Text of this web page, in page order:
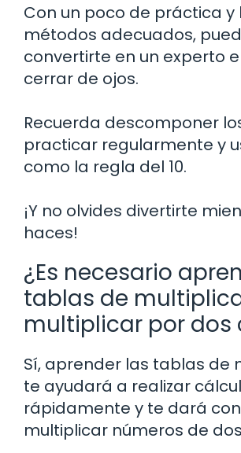
Con un poco de práctica y
métodos adecuados,
convertirte en un experto
cerrar de ojos.
Recuerda descomponer
practicar regularmente y
como la regla del 10.
¡Y no olvides divertirte
haces!
¿Es necesario
tablas de
multiplicar por dos
Sí, aprender las tablas de
te ayudará a realizar
rápidamente y te dará
multiplicar números de